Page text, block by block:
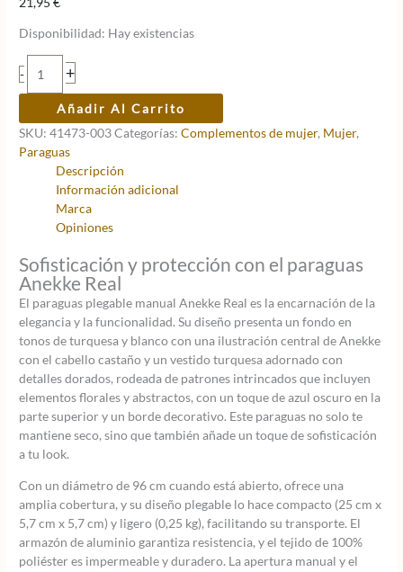
Disponibilidad: Hay existencias
-
Paraguas
plegable
manual
Anekke
Real
cantidad
+
Añadir Al Carrito
SKU:41473-003Categorías:Complementos de mujer, Mujer,
Paraguas
Descripción
Información adicional
Marca
Opiniones
Sofisticación y protección con el paraguas
Anekke Real
El paraguas plegable manual Anekke Real es la encarnación de la
elegancia y la funcionalidad. Su diseño presenta un fondo en
tonos de turquesa y blanco con una ilustración central de Anekke
con el cabello castaño y un vestido turquesa adornado con
detalles dorados, rodeada de patrones intrincados que incluyen
elementos florales y abstractos, con un toque de azul oscuro en la
parte superior y un borde decorativo. Este paraguas no solo te
mantiene seco, sino que también añade un toque de sofisticación
a tu look.
Con un diámetro de 96 cm cuando está abierto, ofrece una
amplia cobertura, y su diseño plegable lo hace compacto (25 cm x
5,7 cm x 5,7 cm) y ligero (0,25 kg), facilitando su transporte. El
armazón de aluminio garantiza resistencia, y el tejido de 100%
poliéster es impermeable y duradero. La apertura manual y el